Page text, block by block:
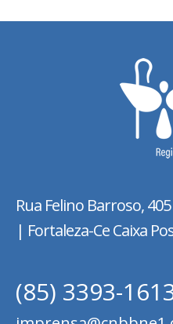
Rua Felino Barroso,
| Fortaleza-Ce Caixa
(85) 3393-